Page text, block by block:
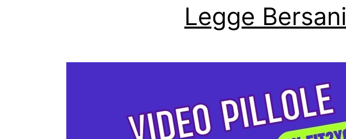
Legge Bersani